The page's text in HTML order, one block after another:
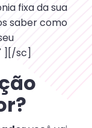
fixa da sua
saber como
][/sc]